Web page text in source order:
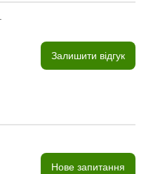
Залишити відгук
Нове запитання